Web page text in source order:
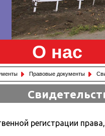
О нас
Правовые документы
регистрации